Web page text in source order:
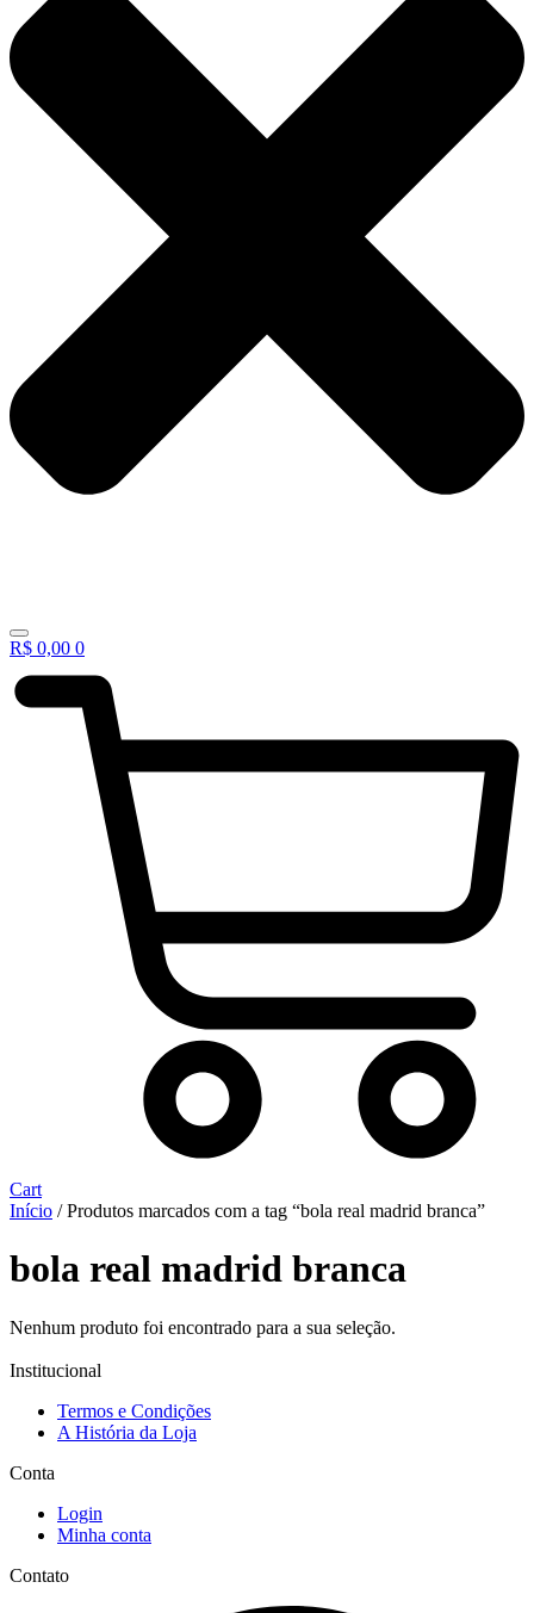
R$ 0,00 0
Cart
Início / Produtos marcados com a tag “bola real madrid branca”
bola real madrid branca
Nenhum produto foi encontrado para a sua seleção.
Institucional
Termos e Condições
A História da Loja
Conta
Login
Minha conta
Contato